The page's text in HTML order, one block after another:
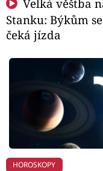
Velká věštba
Stanku: Býkům
čeká jízda
HOROSKOPY